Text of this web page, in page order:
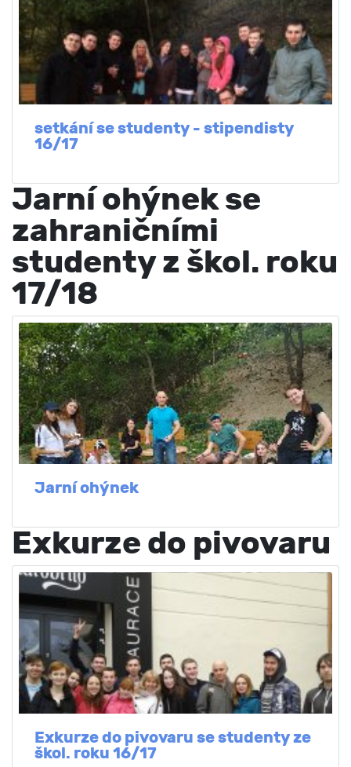
setkání se studenty - stipendisty
16/17
Jarní ohýnek se
zahraničními
studenty z škol. roku
17/18
Jarní ohýnek
Exkurze do pivovaru
Exkurze do pivovaru se studenty ze
škol. roku 16/17